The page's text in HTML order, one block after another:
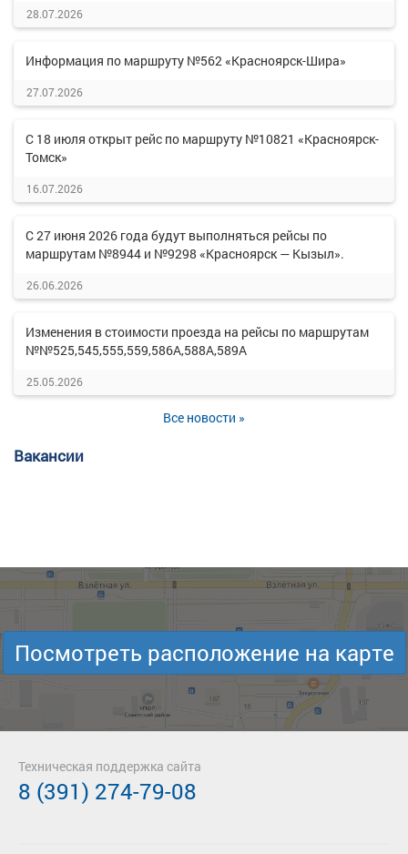
28.07.2026
Информация по маршруту №562 «Красноярск-Шира»
27.07.2026
С 18 июля открыт рейс по маршруту №10821 «Красноярск-
Томск»
16.07.2026
С 27 июня 2026 года будут выполняться рейсы по
маршрутам №8944 и №9298 «Красноярск — Кызыл».
26.06.2026
Изменения в стоимости проезда на рейсы по маршрутам
№№525,545,555,559,586А,588А,589А
25.05.2026
Все новости »
Вакансии
Посмотреть расположение на карте
Техническая поддержка сайта
8 (391) 274-79-08